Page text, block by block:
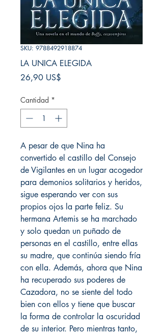
SKU: 9788492918874
LA UNICA ELEGIDA
26,90 US$
Cantidad *
A pesar de que Nina ha
convertido el castillo del Consejo
de Vigilantes en un lugar acogedor
para demonios solitarios y heridos,
sigue esperando ver con sus
propios ojos la parte feliz. Su
hermana Artemis se ha marchado
y solo quedan un puñado de
personas en el castillo, entre ellas
su madre, que continúa siendo fría
con ella. Además, ahora que Nina
ha recuperado sus poderes de
Cazadora, no se siente del todo
bien con ellos y tiene que buscar
la forma de controlar la oscuridad
de su interior. Pero mientras tanto,